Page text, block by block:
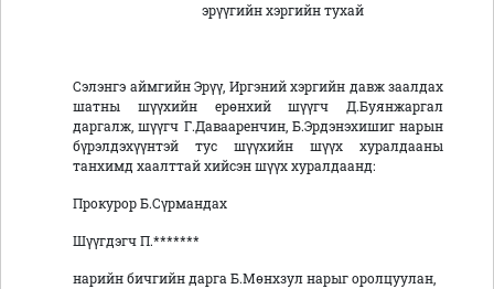
эрүүгийн хэргийн тухай
Сэлэнгэ аймгийн Эрүү, Иргэний хэргийн давж заалдах
шатны шүүхийн ерөнхий шүүгч Д.Буянжаргал
даргалж, шүүгч Г.Давааренчин, Б.Эрдэнэхишиг нарын
бүрэлдэхүүнтэй тус шүүхийн шүүх хуралдааны
танхимд хаалттай хийсэн шүүх хуралдаанд:
Прокурор Б.Сүрмандах
Шүүгдэгч П.*******
нарийн бичгийн дарга Б.Мөнхзул нарыг оролцуулан,